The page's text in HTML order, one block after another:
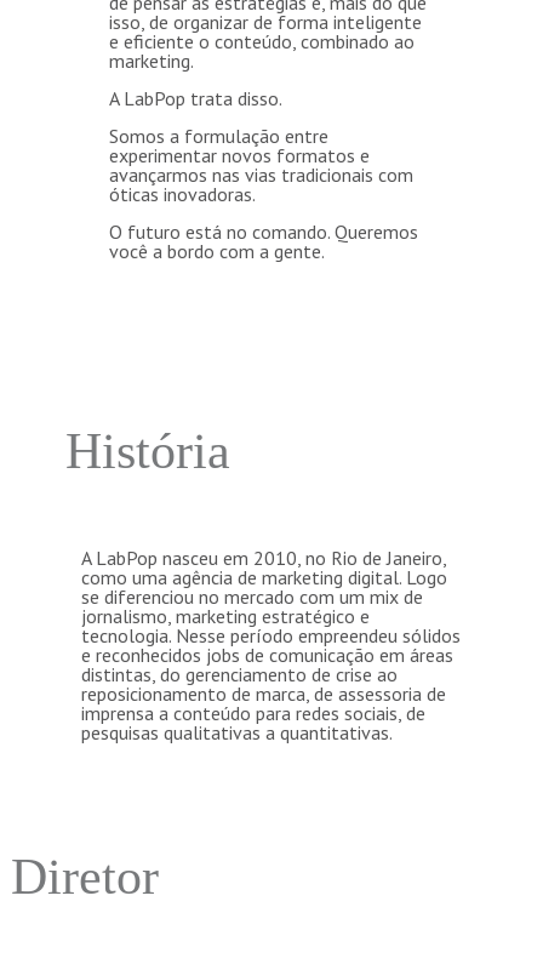
isso, de organizar de forma inteligente
e eficiente o conteúdo, combinado ao
marketing.
A LabPop trata disso.
Somos a formulação entre
experimentar novos formatos e
avançarmos nas vias tradicionais com
óticas inovadoras.
O futuro está no comando. Queremos
você a bordo com a gente.
História
A LabPop nasceu em 2010, no Rio de Janeiro,
como uma agência de marketing digital. Logo
se diferenciou no mercado com um mix de
jornalismo, marketing estratégico e
tecnologia. Nesse período empreendeu sólidos
e reconhecidos jobs de comunicação em áreas
distintas, do gerenciamento de crise ao
reposicionamento de marca, de assessoria de
imprensa a conteúdo para redes sociais, de
pesquisas qualitativas a quantitativas.
Diretor